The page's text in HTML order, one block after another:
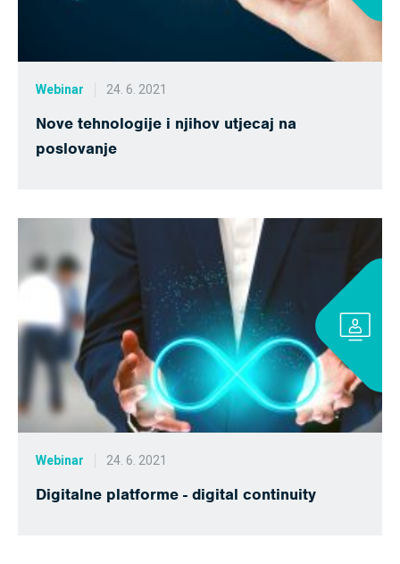
Webinar 24. 6. 2021
Nove tehnologije i njihov utjecaj na
poslovanje
Webinar 24. 6. 2021
Digitalne platforme - digital continuity